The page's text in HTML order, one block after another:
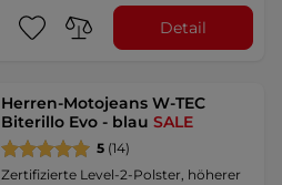
Detail
Herren-Motojeans W-TEC
Biterillo Evo - blauSALE
5 (14)
Zertifizierte Level-2-Polster, höherer